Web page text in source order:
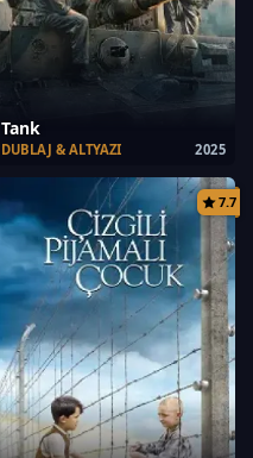
Tank
2025
DUBLAJ & ALTYAZI
7.7